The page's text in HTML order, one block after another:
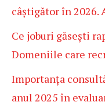
câștigător în 2026.
Ce joburi găsești
Domeniile care
Importanța
anul 2025 în